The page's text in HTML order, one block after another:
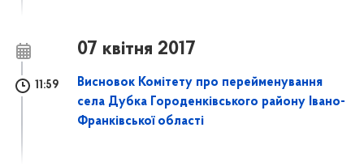
07 квітня 2017
11:59
Висновок Комітету про перейменування
села Дубка Городенківського району Івано-
Франківської області